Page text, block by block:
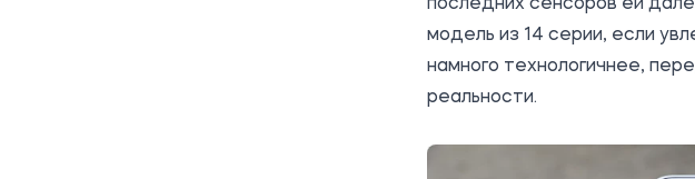
последних сенсоров ей
модель из 14 серии, если
намного технологичнее,
реальности.